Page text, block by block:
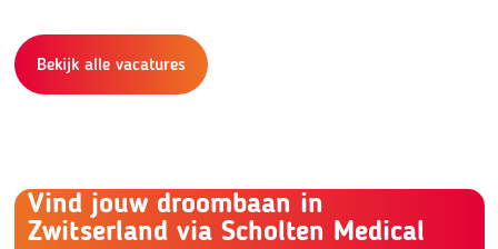
Bekijk alle vacatures
Vind jouw droombaan in
Zwitserland via Scholten Medical